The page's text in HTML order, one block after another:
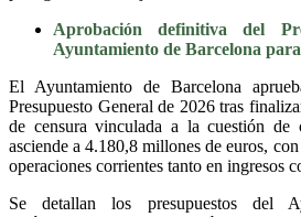
Aprobación definitiva del
Ayuntamiento de Barcelona
El Ayuntamiento de Barcelona
Presupuesto General de 2026 tras
de censura vinculada a la cuestión de
asciende a 4.180,8 millones de euros,
operaciones corrientes tanto en ingresos
Se detallan los presupuestos del